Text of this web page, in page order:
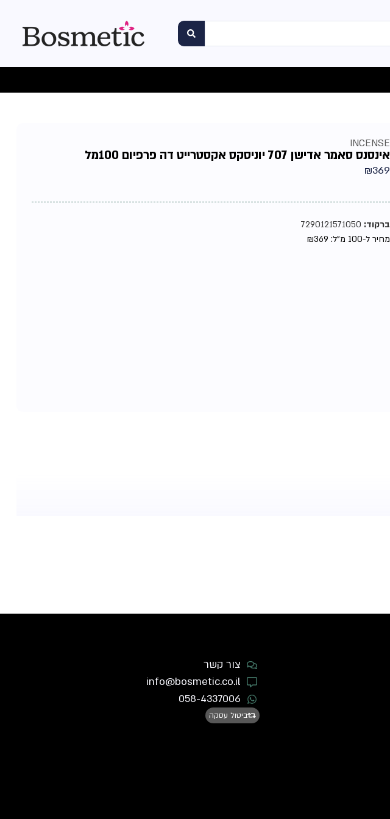
INCENSE
אינסנס סאמר אדישן 707 יוניסקס אקסטרייט דה פרפיום 100מל
₪369
ברקוד:
מחיר ל-100 מ"ל:
₪369
צור קשר
info@bosmetic.co.il
058-4337006
ביטול עסקה